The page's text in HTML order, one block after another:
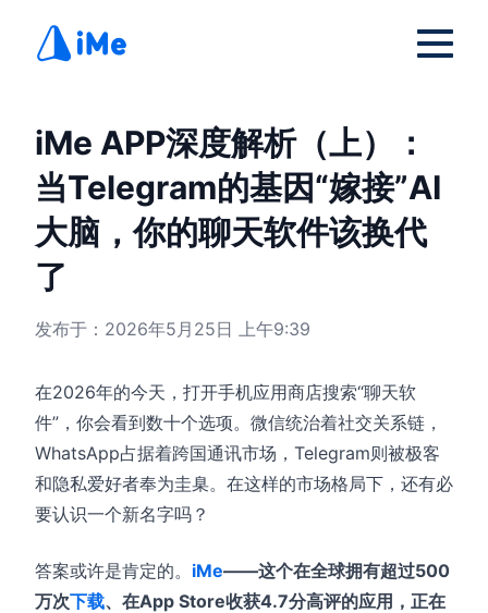
iMe APP深度解析（上）：
当Telegram的基因“嫁接”AI
大脑，你的聊天软件该换代
了
发布于：2026年5月25日 上午9:39
在2026年的今天，打开手机应用商店搜索“聊天软
件”，你会看到数十个选项。微信统治着社交关系链，
WhatsApp占据着跨国通讯市场，Telegram则被极客
和隐私爱好者奉为圭臬。在这样的市场格局下，还有必
要认识一个新名字吗？
答案或许是肯定的。 iMe——这个在全球拥有超过500
万次下载、在App Store收获4.7分高评的应用，正在